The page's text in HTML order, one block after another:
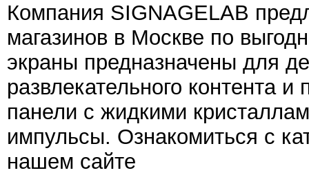
Компания SIGNAGELAB
магазинов в Москве по
экраны предназначены для
развлекательного контента
панели с жидкими
импульсы. Ознакомиться с
нашем сайте